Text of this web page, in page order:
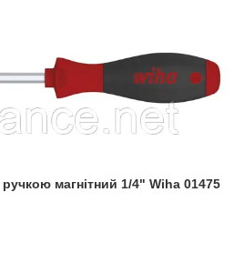
магнітний 1/4" Wiha 01475